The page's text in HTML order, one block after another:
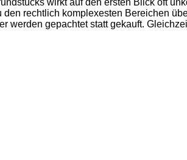
rechtlich komplexesten Bereichen
werden gepachtet statt gekauft.